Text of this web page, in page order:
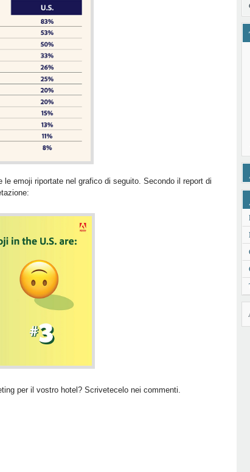
le emoji riportate nel grafico di seguito. Secondo il report di
per il vostro hotel? Scrivetecelo nei commenti.